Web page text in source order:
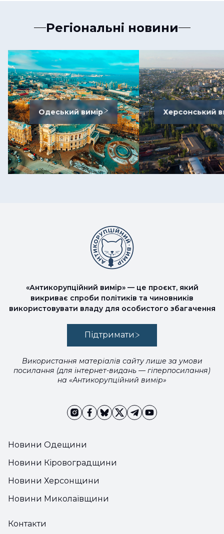
Регіональні новини
Одеський вимір Херсонський
Новини Одещини
Новини Кіровоградщини
Новини Херсонщини
Новини Миколаївщини
«Антикорупційний вимір» — це проєкт, який
викриває спроби політиків та чиновників
використовувати владу для особистого збагачення
Підтримати
Використання матеріалів сайту лише за умови
посилання (для інтернет-видань — гіперпосилання)
на «Антикорупційний вимір»
Контакти